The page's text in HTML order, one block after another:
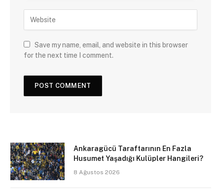
Save my name, email, and website in this browser
for the next time I comment.
Ankaragücü Taraftarının En Fazla
Husumet Yaşadığı Kulüpler Hangileri?
8 Ağustos 2026